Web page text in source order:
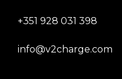
+351 928 031 398
info@v2charge.com